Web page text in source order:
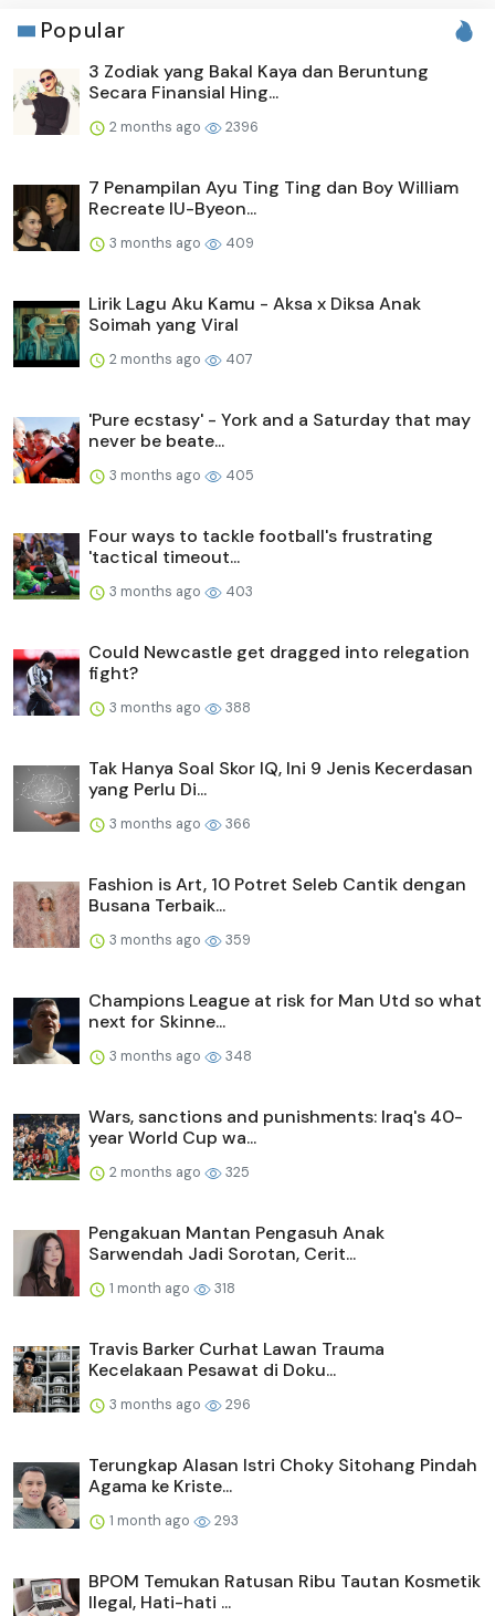
Popular
3 Zodiak yang Bakal Kaya dan Beruntung
Secara Finansial Hing...
2 months ago 2396
7 Penampilan Ayu Ting Ting dan Boy William
Recreate IU-Byeon...
3 months ago 409
Lirik Lagu Aku Kamu - Aksa x Diksa Anak
Soimah yang Viral
2 months ago 407
'Pure ecstasy' - York and a Saturday that may
never be beate...
3 months ago 405
Four ways to tackle football's frustrating
'tactical timeout...
3 months ago 403
Could Newcastle get dragged into relegation
fight?
3 months ago 388
Tak Hanya Soal Skor IQ, Ini 9 Jenis Kecerdasan
yang Perlu Di...
3 months ago 366
Fashion is Art, 10 Potret Seleb Cantik dengan
Busana Terbaik...
3 months ago 359
Champions League at risk for Man Utd so what
next for Skinne...
3 months ago 348
Wars, sanctions and punishments: Iraq's 40-
year World Cup wa...
2 months ago 325
Pengakuan Mantan Pengasuh Anak
Sarwendah Jadi Sorotan, Cerit...
1 month ago 318
Travis Barker Curhat Lawan Trauma
Kecelakaan Pesawat di Doku...
3 months ago 296
Terungkap Alasan Istri Choky Sitohang Pindah
Agama ke Kriste...
1 month ago 293
BPOM Temukan Ratusan Ribu Tautan Kosmetik
Ilegal, Hati-hati ...